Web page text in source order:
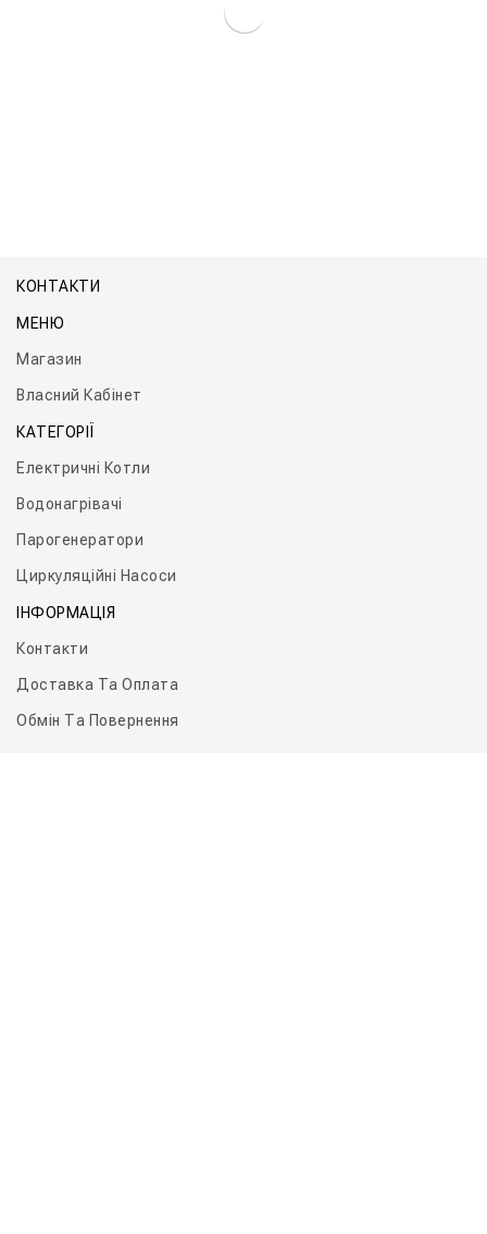
КОНТАКТИ
МЕНЮ
Магазин
Власний Кабінет
КАТЕГОРІЇ
Електричні Котли
Водонагрівачі
Парогенератори
Циркуляційні Насоси
ІНФОРМАЦІЯ
Контакти
Доставка Та Оплата
Обмін Та Повернення